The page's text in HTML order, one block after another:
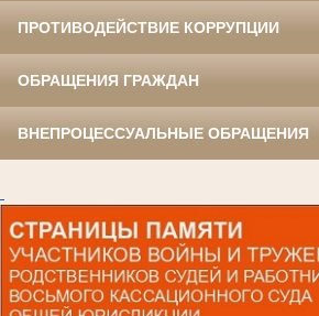
ПРОТИВОДЕЙСТВИЕ КОРРУПЦИИ
ОБРАЩЕНИЯ ГРАЖДАН
ВНЕПРОЦЕССУАЛЬНЫЕ ОБРАЩЕНИЯ